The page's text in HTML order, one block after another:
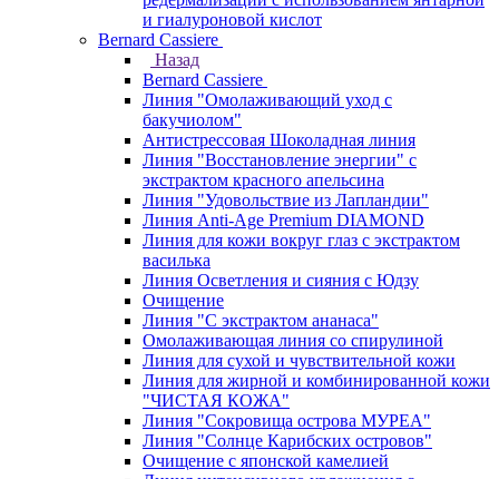
и гиалуроновой кислот
Bernard Cassiere
Назад
Bernard Cassiere
Линия "Омолаживающий уход с
бакучиолом"
Антистрессовая Шоколадная линия
Линия "Восстановление энергии" с
экстрактом красного апельсина
Линия "Удовольствие из Лапландии"
Линия Anti-Age Premium DIAMOND
Линия для кожи вокруг глаз с экстрактом
василька
Линия Осветления и сияния с Юдзу
Очищение
Линия "С экстрактом ананаса"
Омолаживающая линия со спирулиной
Линия для сухой и чувствительной кожи
Линия для жирной и комбинированной кожи
"ЧИСТАЯ КОЖА"
Линия "Сокровища острова МУРЕА"
Линия "Солнце Карибских островов"
Очищение с японской камелией